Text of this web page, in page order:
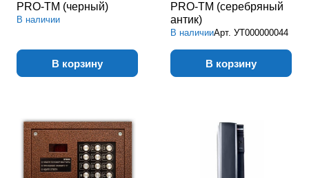
PRO-TM (черный)
В наличии
В корзину
PRO-TM (серебряный
антик)
В наличииАрт. УТ000000044
В корзину